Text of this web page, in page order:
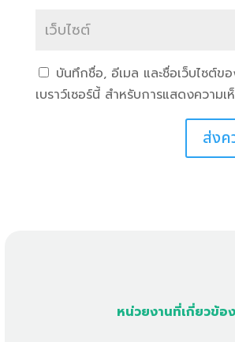
บันทึกชื่อ, อีเมล และชื่อเว็บไซต์ข
เบราว์เซอร์นี้ สำหรับการแสดงความ
หน่วยงานที่เกี่ยวข้อง